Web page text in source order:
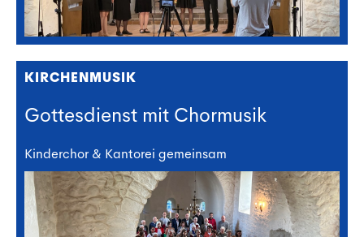
KIRCHENMUSIK
Gottesdienst mit Chormusik
Kinderchor & Kantorei gemeinsam